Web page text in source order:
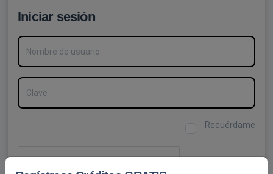
Iniciar sesión
Nombre de usuario
Clave
Recuérdame